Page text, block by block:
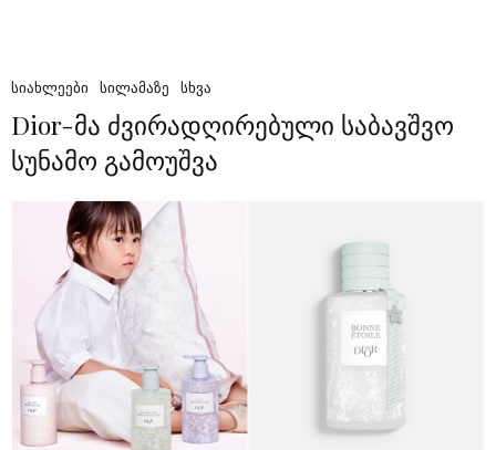
ᲡᲘᲐᲮᲚᲔᲔᲑᲘ ᲡᲘᲚᲐᲛᲐᲖᲔ ᲡᲮᲕᲐ
Dior-მა ძვირადღირებული საბავშვო
სუნამო გამოუშვა